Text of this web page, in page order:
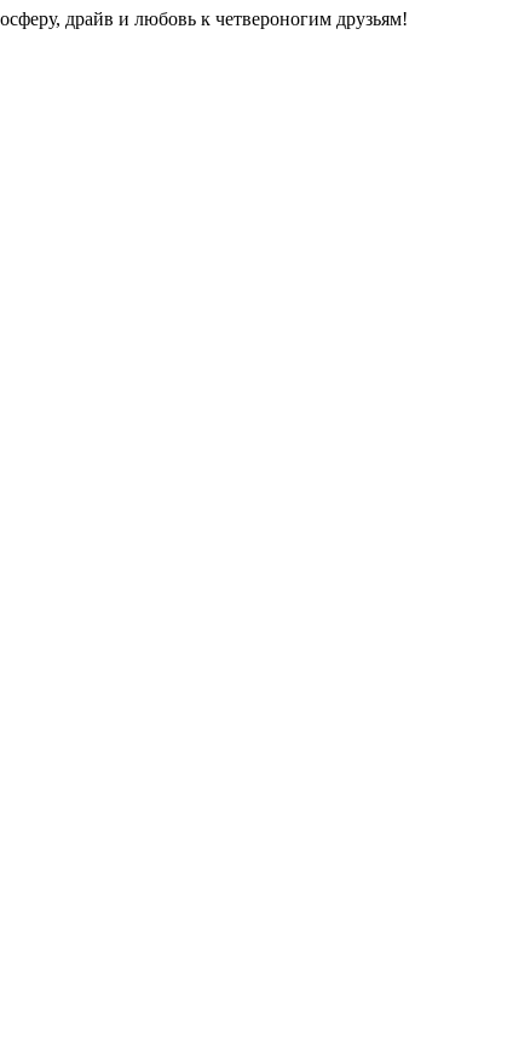
драйв и любовь к четвероногим друзьям!